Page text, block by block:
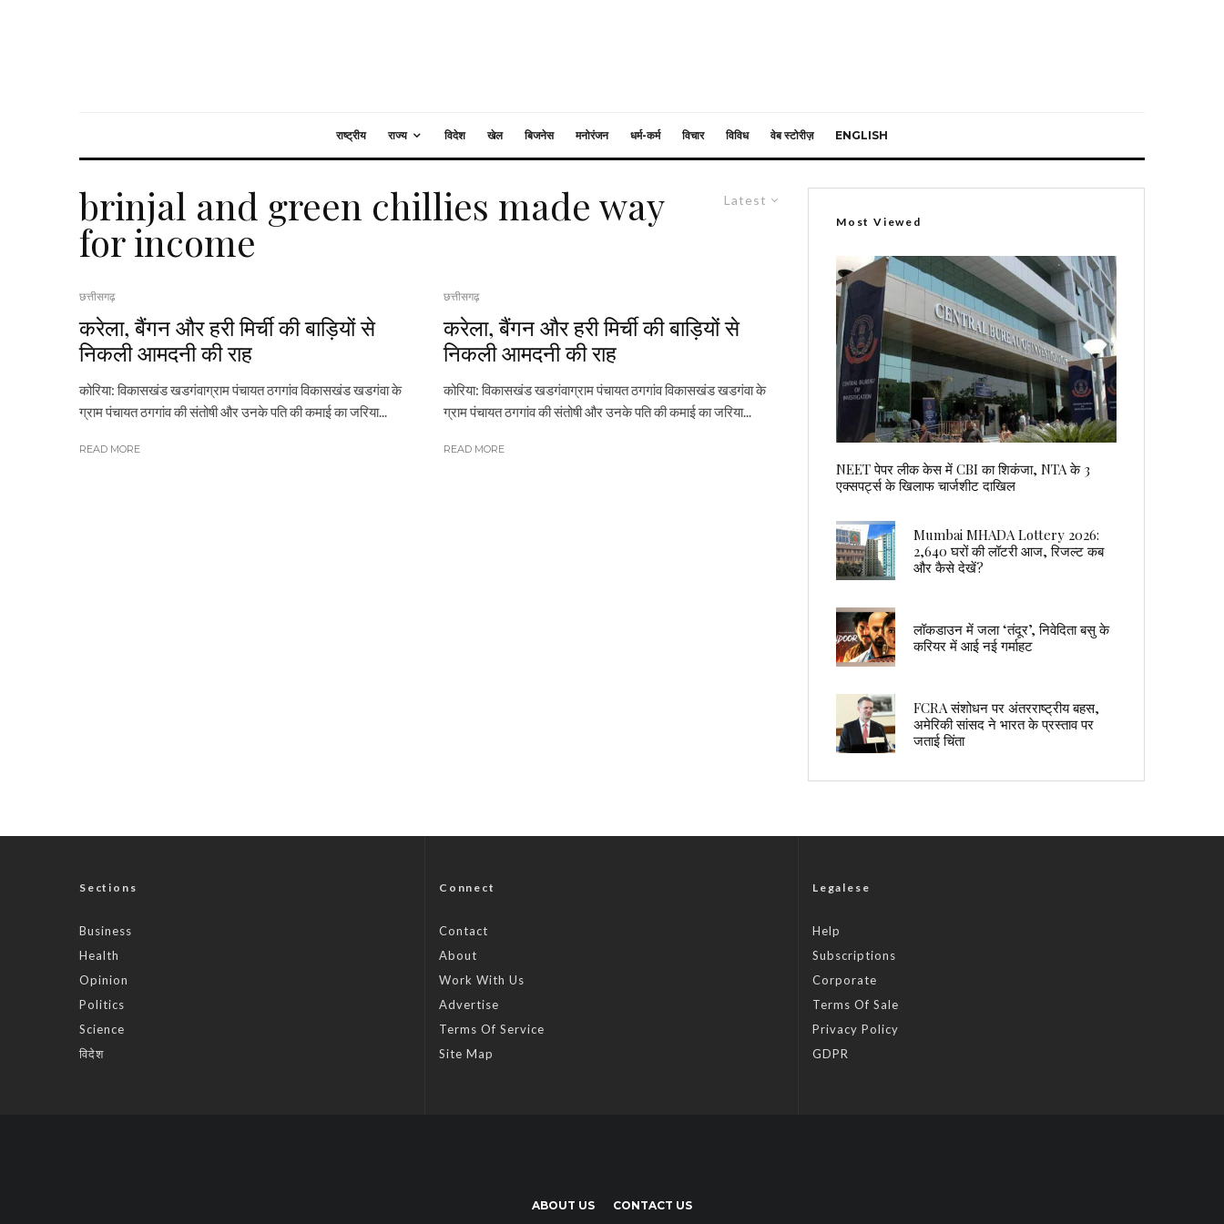
राष्ट्रीय राज्य विदेश खेल बिजनेस मनोरंजन धर्म-कर्म विचार विविध वेब स्टोरीज़ ENGLISH
Latest
brinjal and green chillies made way
for income
छत्तीसगढ़
करेला, बैंगन और हरी मिर्ची की बाड़ियों से
निकली आमदनी की राह
कोरिया: विकासखंड खडगंवाग्राम पंचायत ठगगांव विकासखंड खडगंवा के
ग्राम पंचायत ठगगांव की संतोषी और उनके पति की कमाई का जरिया...
READ MORE
छत्तीसगढ़
करेला, बैंगन और हरी मिर्ची की बाड़ियों से
निकली आमदनी की राह
कोरिया: विकासखंड खडगंवाग्राम पंचायत ठगगांव विकासखंड खडगंवा के
ग्राम पंचायत ठगगांव की संतोषी और उनके पति की कमाई का जरिया...
READ MORE
Most Viewed
NEET पेपर लीक केस में CBI का शिकंजा, NTA के 3
एक्सपर्ट्स के खिलाफ चार्जशीट दाखिल
Mumbai MHADA Lottery 2026:
2,640 घरों की लॉटरी आज, रिजल्ट कब
और कैसे देखें?
लॉकडाउन में जला ‘तंदूर’, निवेदिता बसु के
करियर में आई नई गर्माहट
FCRA संशोधन पर अंतरराष्ट्रीय बहस,
अमेरिकी सांसद ने भारत के प्रस्ताव पर
जताई चिंता
Sections
Business
Health
Opinion
Politics
Science
विदेश
Connect
Contact
About
Work With Us
Advertise
Terms Of Service
Site Map
Legalese
Help
Subscriptions
Corporate
Terms Of Sale
Privacy Policy
GDPR
ABOUT US CONTACT US